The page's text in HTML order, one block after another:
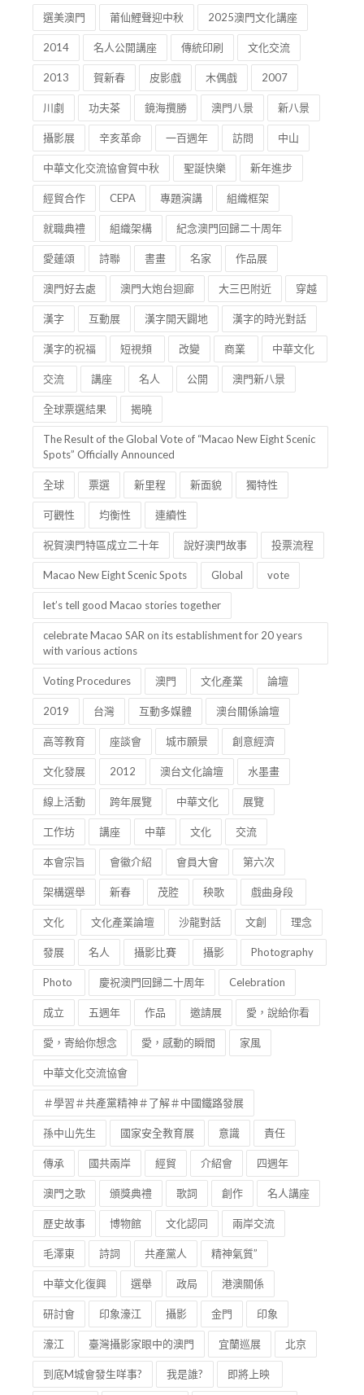
選美澳門 莆仙鯉聲迎中秋 2025澳門文化講座
2014 名人公開講座 傳統印刷 文化交流
2013 賀新春 皮影戲 木偶戲 2007
川劇 功夫茶 鏡海攬勝 澳門八景 新八景
攝影展 辛亥革命 一百週年 訪問 中山
中華文化交流協會賀中秋 聖誕快樂 新年進步
經貿合作 CEPA 專題演講 組織框架
就職典禮 組織架構 紀念澳門回歸二十周年
愛蓮頌 詩聯 書畫 名家 作品展
澳門好去處 澳門大炮台迴廊 大三巴附近 穿越
漢字 互動展 漢字開天闢地 漢字的時光對話
漢字的祝福 短視頻 改變 商業 中華文化
交流 講座 名人 公開 澳門新八景
全球票選結果 揭曉
The Result of the Global Vote of “Macao New Eight Scenic
Spots” Officially Announced
全球 票選 新里程 新面貌 獨特性
可觀性 均衡性 連續性
祝賀澳門特區成立二十年 說好澳門故事 投票流程
Macao New Eight Scenic Spots Global vote
let’s tell good Macao stories together
celebrate Macao SAR on its establishment for 20 years
with various actions
Voting Procedures 澳門 文化產業 論壇
2019 台灣 互動多媒體 澳台關係論壇
高等教育 座談會 城市願景 創意經濟
文化發展 2012 澳台文化論壇 水墨畫
線上活動 跨年展覽 中華文化 展覽
工作坊 講座 中華 文化 交流
本會宗旨 會徽介紹 會員大會 第六次
架構選舉 新春 茂腔 秧歌 戲曲身段
文化 文化產業論壇 沙龍對話 文創 理念
發展 名人 攝影比賽 攝影 Photography
Photo 慶祝澳門回歸二十周年 Celebration
成立 五週年 作品 邀請展 愛，說給你看
愛，寄給你想念 愛，感動的瞬間 家風
中華文化交流協會
＃學習＃共產黨精神＃了解＃中國鐵路發展
孫中山先生 國家安全教育展 意識 責任
傳承 國共兩岸 經貿 介紹會 四週年
澳門之歌 頒獎典禮 歌詞 創作 名人講座
歷史故事 博物館 文化認同 兩岸交流
毛澤東 詩詞 共產黨人 精神氣質”
中華文化復興 選舉 政局 港澳關係
研討會 印象濠江 攝影 金門 印象
濠江 臺灣攝影家眼中的澳門 宜蘭巡展 北京
到底M城會發生咩事? 我是誰? 即將上映